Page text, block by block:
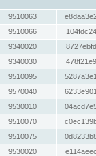
9510063
9510066
9340020
9340030
9510095
9570040
9530010
9510070
9510075
9530020